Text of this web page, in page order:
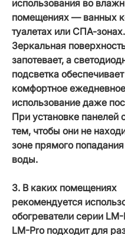
использования во
помещениях — ванных
туалетах или СПА-зонах.
Зеркальная
запотевает, а
подсветка обеспечивает
комфортное ежедневное
использование даже
При установке панелей
тем, чтобы они не
зоне прямого
воды.
3. В каких помещениях
рекомендуется
обогреватели серии LM-
LM-Pro подходит для